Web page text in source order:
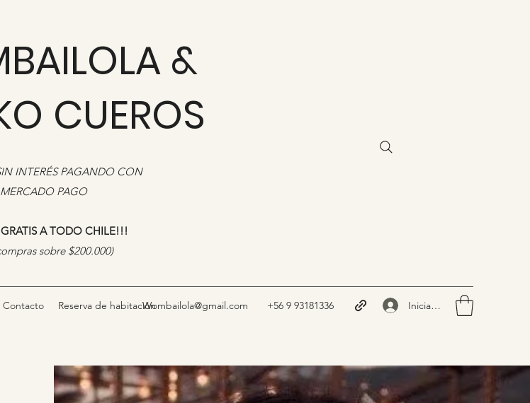
&
CUEROS
INTERÉS PAGANDO CON
MERCADO PAGO
A TODO CHILE!!!
sobre $200.000)
Wombailola@gmail.com +56 9 93181336 Iniciar sesión
Contacto Reserva de habitación